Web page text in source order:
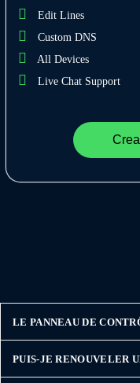
Edit Lines
Custom DNS
All Devices
Live Chat Support
LE PANNEAU DE
PUIS-JE RENOUVELER